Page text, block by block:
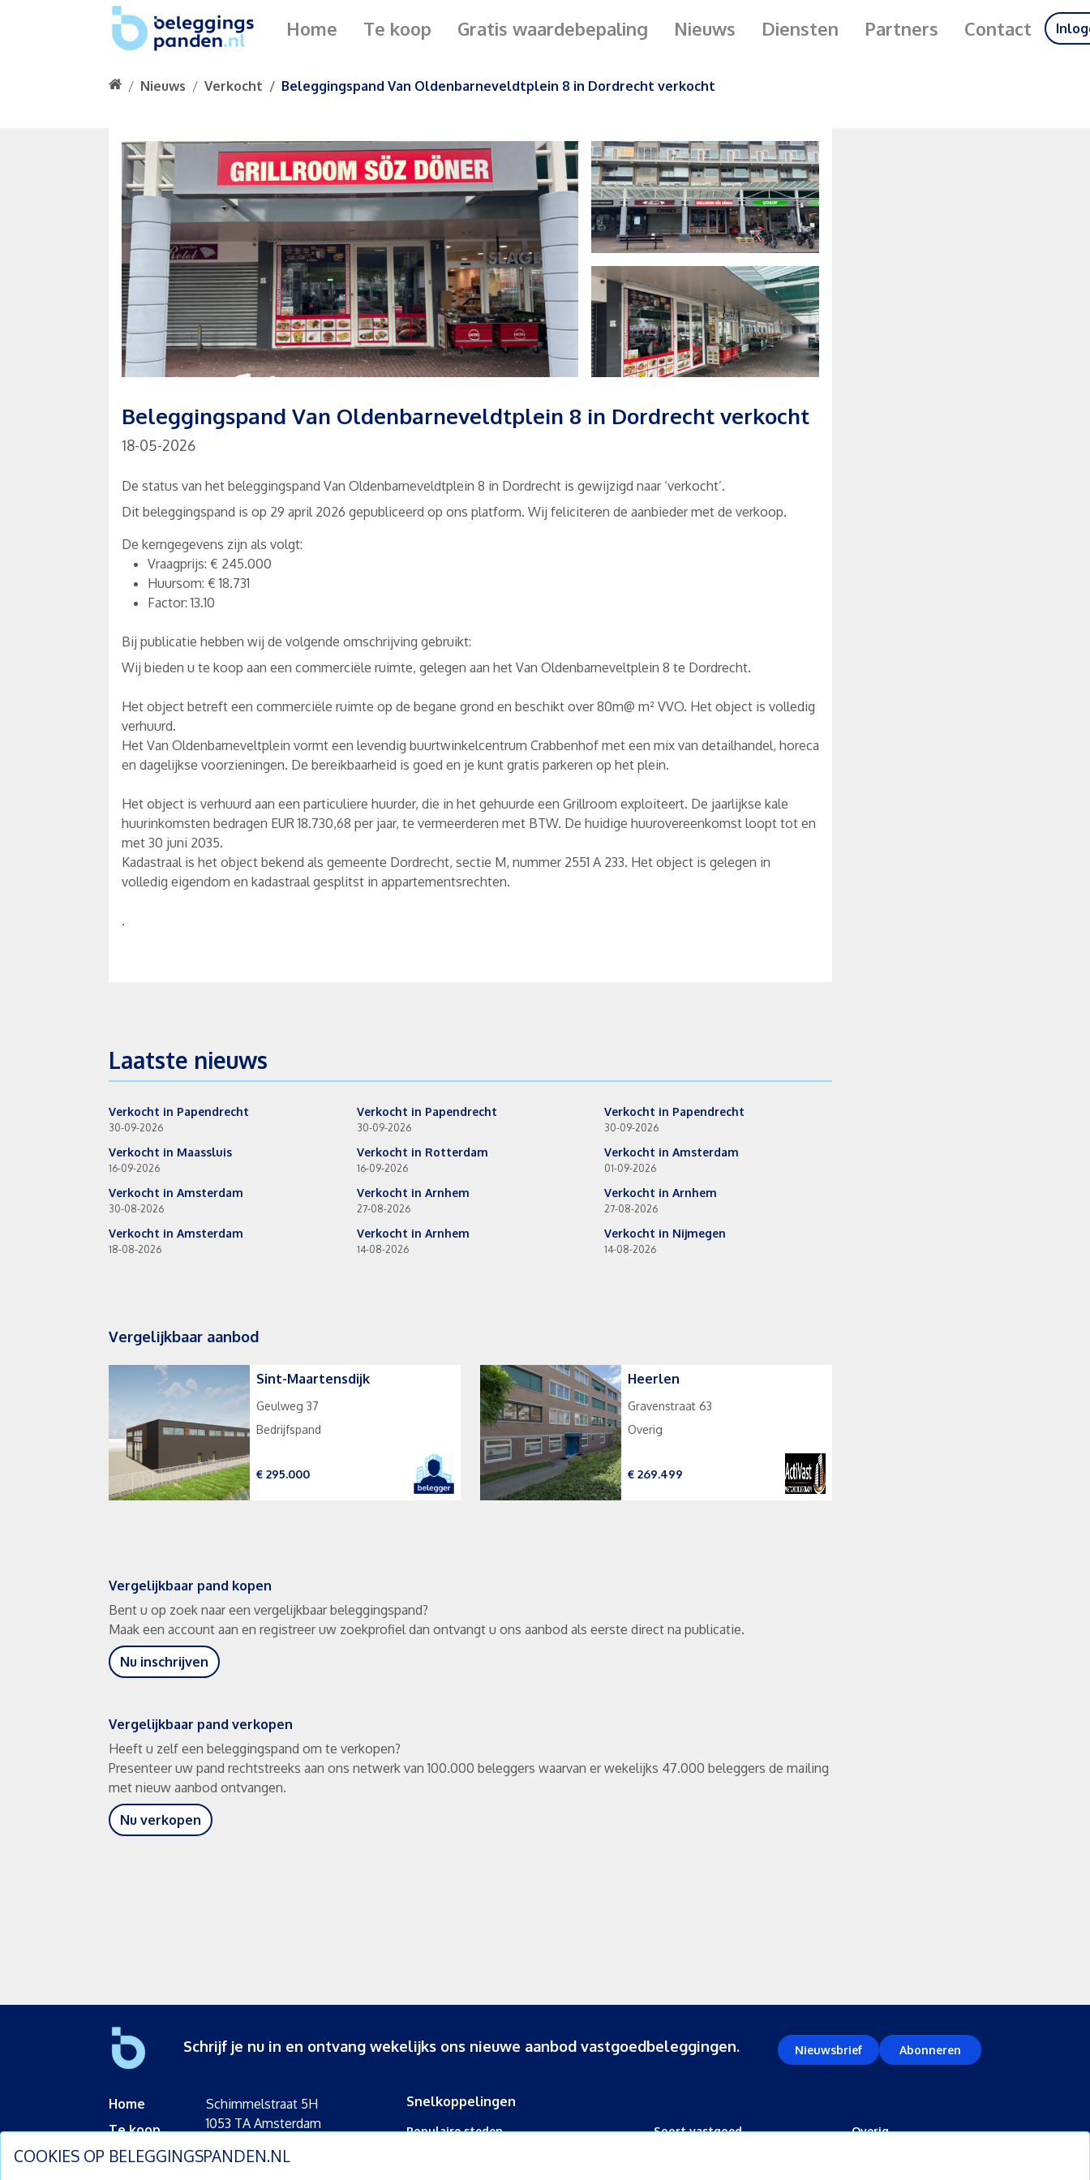
COOKIES OP BELEGGINGSPANDEN.NL
Home Te koop Gratis waardebepaling Nieuws Diensten Partners Contact
Nieuws Verkocht Beleggingspand Van Oldenbarneveldtplein 8 in Dordrecht verkocht
Beleggingspand Van Oldenbarneveldtplein 8 in Dordrecht verkocht
18-05-2026
De status van het beleggingspand Van Oldenbarneveldtplein 8 in Dordrecht is gewijzigd naar ‘verkocht’.
Dit beleggingspand is op 29 april 2026 gepubliceerd op ons platform. Wij feliciteren de aanbieder met de verkoop.
De kerngegevens zijn als volgt:
Vraagprijs: € 245.000
Huursom: € 18.731
Factor: 13.10
Bij publicatie hebben wij de volgende omschrijving gebruikt:
Wij bieden u te koop aan een commerciële ruimte, gelegen aan het Van Oldenbarneveltplein 8 te Dordrecht.
Het object betreft een commerciële ruimte op de begane grond en beschikt over 80m@ m² VVO. Het object is volledig
verhuurd.
Het Van Oldenbarneveltplein vormt een levendig buurtwinkelcentrum Crabbenhof met een mix van detailhandel, horeca
en dagelijkse voorzieningen. De bereikbaarheid is goed en je kunt gratis parkeren op het plein.
Het object is verhuurd aan een particuliere huurder, die in het gehuurde een Grillroom exploiteert. De jaarlijkse kale
huurinkomsten bedragen EUR 18.730,68 per jaar, te vermeerderen met BTW. De huidige huurovereenkomst loopt tot en
met 30 juni 2035.
Kadastraal is het object bekend als gemeente Dordrecht, sectie M, nummer 2551 A 233. Het object is gelegen in
volledig eigendom en kadastraal gesplitst in appartementsrechten.
.
Laatste nieuws
Verkocht in Papendrecht
30-09-2026
Verkocht in Papendrecht
30-09-2026
Verkocht in Papendrecht
30-09-2026
Verkocht in Maassluis
16-09-2026
Verkocht in Rotterdam
16-09-2026
Verkocht in Amsterdam
01-09-2026
Verkocht in Amsterdam
30-08-2026
Verkocht in Arnhem
27-08-2026
Verkocht in Arnhem
27-08-2026
Verkocht in Amsterdam
18-08-2026
Verkocht in Arnhem
14-08-2026
Verkocht in Nijmegen
14-08-2026
Vergelijkbaar aanbod
Sint-Maartensdijk
Geulweg 37
Bedrijfspand
€ 295.000
Heerlen
Gravenstraat 63
Overig
€ 269.499
Vergelijkbaar pand kopen
Bent u op zoek naar een vergelijkbaar beleggingspand?
Maak een account aan en registreer uw zoekprofiel dan ontvangt u ons aanbod als eerste direct na publicatie.
Nu inschrijven
Vergelijkbaar pand verkopen
Heeft u zelf een beleggingspand om te verkopen?
Presenteer uw pand rechtstreeks aan ons netwerk van 100.000 beleggers waarvan er wekelijks 47.000 beleggers de mailing
met nieuw aanbod ontvangen.
Nu verkopen
Schrijf je nu in en ontvang wekelijks ons nieuwe aanbod vastgoedbeleggingen. Nieuwsbrief Abonneren
Home
Te koop
Nieuws
Schimmelstraat 5H
1053 TA Amsterdam
+31 (0) 30 225 31 12
Snelkoppelingen
Populaire steden
Soort vastgoed
Overig